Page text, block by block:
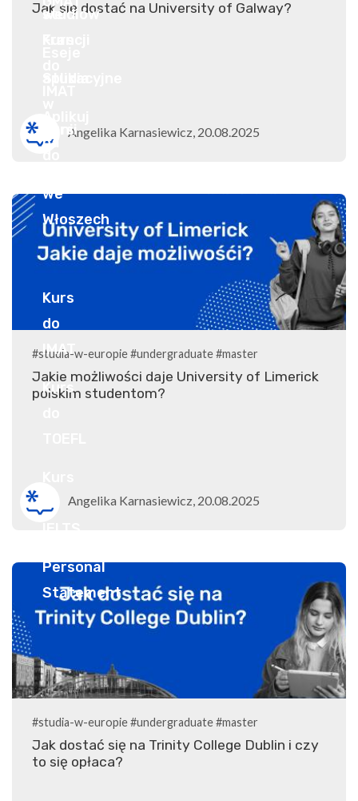
Jak się dostać na University of Galway?
Angelika Karnasiewicz, 20.08.2025
#studia-w-europie#undergraduate#master
Jakie możliwości daje University of Limerick
polskim studentom?
Angelika Karnasiewicz, 20.08.2025
#studia-w-europie#undergraduate#master
Jak dostać się na Trinity College Dublin i czy
to się opłaca?